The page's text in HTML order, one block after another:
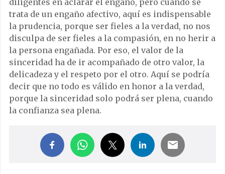
diligentes en aclarar el engaño, pero cuando se
trata de un engaño afectivo, aquí es indispensable
la prudencia, porque ser fieles a la verdad, no nos
disculpa de ser fieles a la compasión, en no herir a
la persona engañada. Por eso, el valor de la
sinceridad ha de ir acompañado de otro valor, la
delicadeza y el respeto por el otro. Aquí se podría
decir que no todo es válido en honor a la verdad,
porque la sinceridad solo podrá ser plena, cuando
la confianza sea plena.